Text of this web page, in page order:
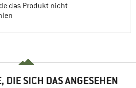
das Produkt nicht
DIE SICH DAS ANGESEHEN